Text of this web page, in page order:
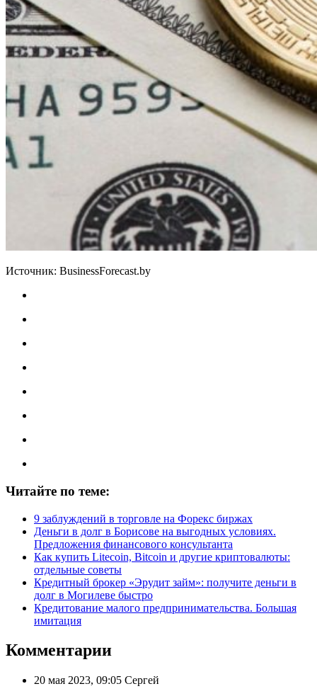
Источник: BusinessForecast.by
Читайте по теме:
9 заблуждений в торговле на Форекс биржах
Деньги в долг в Борисове на выгодных условиях.
Предложения финансового консультанта
Как купить Litecoin, Bitcoin и другие криптовалюты:
отдельные советы
Кредитный брокер «Эрудит займ»: получите деньги в
долг в Могилеве быстро
Кредитование малого предпринимательства. Большая
имитация
Комментарии
20 мая 2023, 09:05 Сергей